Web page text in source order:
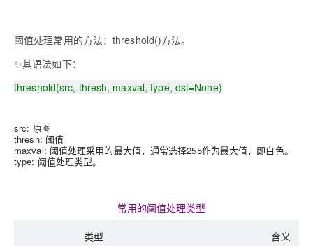
阈值处理常用的方法：threshold()方法。
✨其语法如下：
threshold(src, thresh, maxval, type, dst=None)
src: 原图
thresh: 阈值
maxval: 阈值处理采用的最大值，通常选择255作为最大值，即白色。
type: 阈值处理类型。
常用的阈值处理类型
类型 含义